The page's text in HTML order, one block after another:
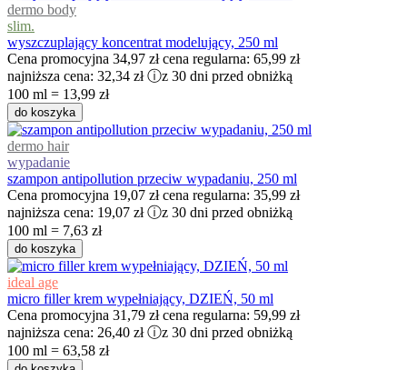
dermo body
slim.
wyszczuplający koncentrat modelujący, 250 ml
Cena promocyjna 34,97 zł cena regularna: 65,99 zł
najniższa cena: 32,34 zł ⓘz 30 dni przed obniżką
100 ml = 13,99 zł
do koszyka
dermo hair
wypadanie
szampon antipollution przeciw wypadaniu, 250 ml
Cena promocyjna 19,07 zł cena regularna: 35,99 zł
najniższa cena: 19,07 zł ⓘz 30 dni przed obniżką
100 ml = 7,63 zł
do koszyka
ideal age
micro filler krem wypełniający, DZIEŃ, 50 ml
Cena promocyjna 31,79 zł cena regularna: 59,99 zł
najniższa cena: 26,40 zł ⓘz 30 dni przed obniżką
100 ml = 63,58 zł